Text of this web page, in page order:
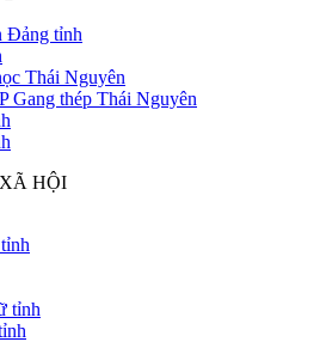
Đảng tỉnh
Thái Nguyên
Gang thép Thái Nguyên
HỘI
tỉnh